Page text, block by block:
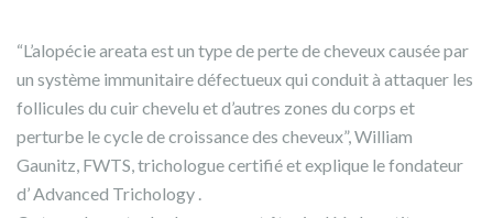
“L’alopécie areata est un type de perte de cheveux causée par
un système immunitaire défectueux qui conduit à attaquer les
follicules du cuir chevelu et d’autres zones du corps et
perturbe le cycle de croissance des cheveux”, William
Gaunitz, FWTS, trichologue certifié et explique le fondateur
d’ Advanced Trichology .